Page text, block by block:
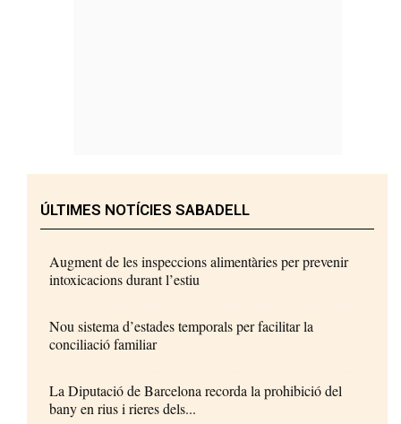
ÚLTIMES NOTÍCIES SABADELL
Augment de les inspeccions alimentàries per prevenir
intoxicacions durant l’estiu
Nou sistema d’estades temporals per facilitar la
conciliació familiar
La Diputació de Barcelona recorda la prohibició del
bany en rius i rieres dels...